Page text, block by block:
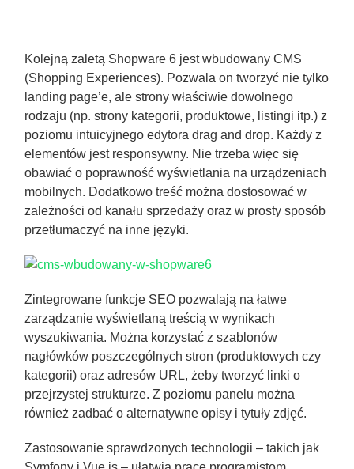
Kolejną zaletą Shopware 6 jest wbudowany CMS
(Shopping Experiences). Pozwala on tworzyć nie tylko
landing page’e, ale strony właściwie dowolnego
rodzaju (np. strony kategorii, produktowe, listingi itp.) z
poziomu intuicyjnego edytora drag and drop. Każdy z
elementów jest responsywny. Nie trzeba więc się
obawiać o poprawność wyświetlania na urządzeniach
mobilnych. Dodatkowo treść można dostosować w
zależności od kanału sprzedaży oraz w prosty sposób
przetłumaczyć na inne języki.
Zintegrowane funkcje SEO pozwalają na łatwe
zarządzanie wyświetlaną treścią w wynikach
wyszukiwania. Można korzystać z szablonów
nagłówków poszczególnych stron (produktowych czy
kategorii) oraz adresów URL, żeby tworzyć linki o
przejrzystej strukturze. Z poziomu panelu można
również zadbać o alternatywne opisy i tytuły zdjęć.
Zastosowanie sprawdzonych technologii – takich jak